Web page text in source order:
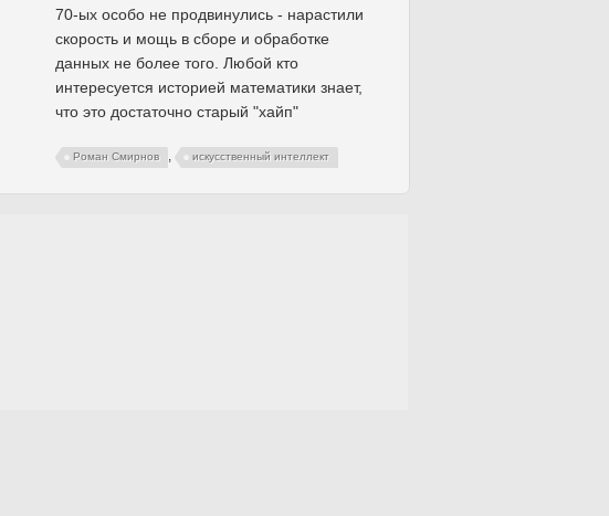
70-ых особо не продвинулись - нарастили
скорость и мощь в сборе и обработке
данных не более того. Любой кто
интересуется историей математики знает,
что это достаточно старый "хайп"
Роман Смирнов , искусственный интеллект